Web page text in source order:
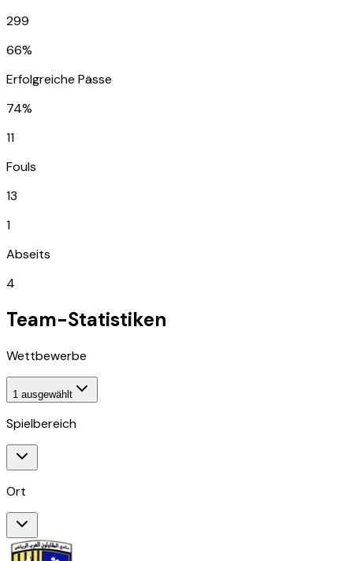
299
66%
Erfolgreiche Pässe
74%
11
Fouls
13
1
Abseits
4
Team-Statistiken
Wettbewerbe
1 ausgewählt
Spielbereich
Ort